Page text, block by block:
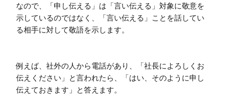
なので、「申し伝える」は「言い伝える」対象に敬意を
示しているのではなく、「言い伝える」ことを話してい
る相手に対して敬語を示します。
例えば、社外の人から電話があり、「社長によろしくお
伝えください」と言われたら、「はい、そのように申し
伝えておきます」と答えます。